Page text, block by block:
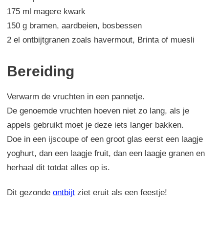
175 ml magere kwark
150 g bramen, aardbeien, bosbessen
2 el ontbijtgranen zoals havermout, Brinta of muesli
Bereiding
Verwarm de vruchten in een pannetje.
De genoemde vruchten hoeven niet zo lang, als je
appels gebruikt moet je deze iets langer bakken.
Doe in een ijscoupe of een groot glas eerst een laagje
yoghurt, dan een laagje fruit, dan een laagje granen en
herhaal dit totdat alles op is.
Dit gezonde ontbijt ziet eruit als een feestje!